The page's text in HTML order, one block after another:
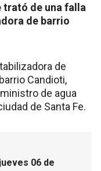
trató de una falla
de barrio
de
Candioti,
de agua
de Santa Fe.
06 de